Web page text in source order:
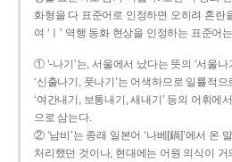
화형을 다 표준어로 인정하면 오히려 혼란
여 ‘ㅣ’ 역행 동화 현상을 인정하는 표준어
① ‘-나기’는, 서울에서 났다는 뜻의 ‘서울
‘신출나기, 풋나기’는 어색하므로 일률적으
‘여간내기, 보통내기, 새내기’ 등의 어휘에
으로 삼는다.
② ‘남비’는 종래 일본어 ‘나베[鍋]’에서 온
처리했던 것이나, 현대에는 어원 의식이 거